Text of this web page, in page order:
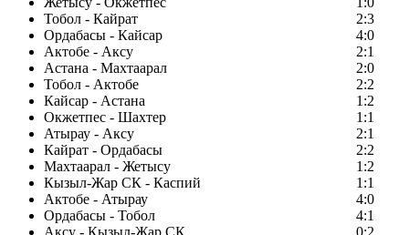
Тобол - Кайрат
2:3
Ордабасы - Кайсар
4:0
Актобе - Аксу
2:1
Астана - Махтаарал
2:0
Тобол - Актобе
2:2
Кайсар - Астана
1:2
Окжетпес - Шахтер
1:1
Атырау - Аксу
2:1
Кайрат - Ордабасы
2:2
Махтаарал - Жетысу
1:2
Кызыл-Жар СК - Каспий
1:1
Актобе - Атырау
4:0
Ордабасы - Тобол
4:1